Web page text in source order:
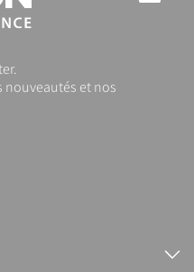
nouveautés et nos